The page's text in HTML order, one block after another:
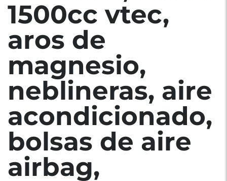
1500cc vtec,
aros de
magnesio,
neblineras, aire
acondicionado,
bolsas de aire
airbag,